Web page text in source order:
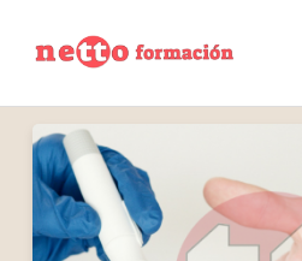
contenido